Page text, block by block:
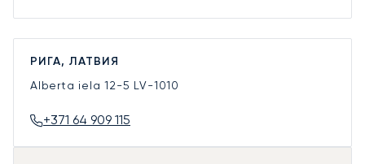
РИГА, ЛАТВИЯ
Alberta iela 12-5 LV-1010
+371 64 909 115